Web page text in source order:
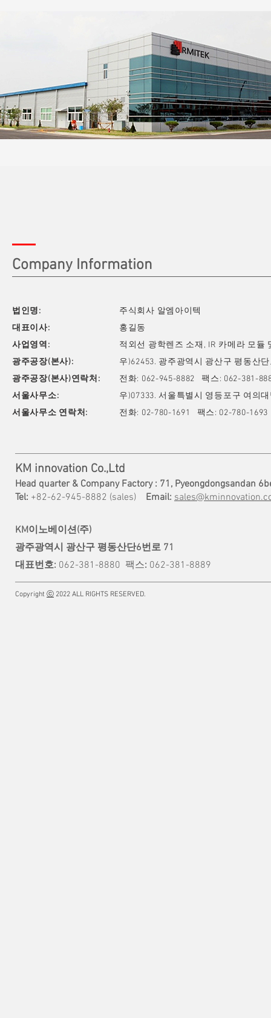
Company Information
법인명:
대표이사:
사업영역:
​광주공장(본사):
광주공장(본사)연락처:
​서울사무소:
​서울사무소 연락처:​​
주식회사 알엠아이텍
홍길동
적외선 광학렌즈 소재, IR 카메라 모듈
우)62453. 광주광역시 광산구 평동산
전화: 062-945-8882 팩스: 062-381-
우)07333. 서울특별시 영등포구 여의
전화: 02-780-1691 팩스: 02-780-
KM innovation Co.,Ltd
Head quarter & Company Factory : 71, Pyeongdongsandan
Tel: +82-62-945-8882 (sales) Email:
KM이노베이션(주)
광주광역시 광산구 평동산단6번로 71
대표번호: 062-381-8880 팩스: 062-381-8889
Copyright ⓒ 2022 ALL RIGHTS RESERVED.